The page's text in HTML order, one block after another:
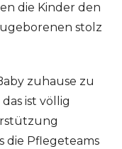
die Kinder den
stolz
zuhause zu
ist völlig
die Pflegeteams